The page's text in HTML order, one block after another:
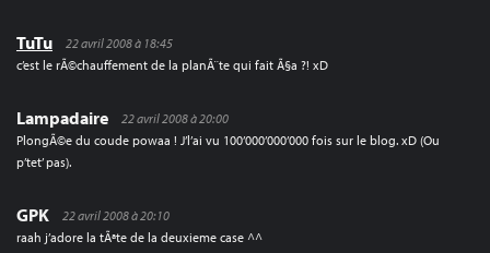
TuTu
22 avril 2008 à 18:45
c’est le rÃ©chauffement de la planÃ¨te qui fait Ã§a ?! xD
Lampadaire
22 avril 2008 à 20:00
PlongÃ©e du coude powaa ! J’l’ai vu 100’000’000’000 fois sur le blog. xD (Ou
p’tet’ pas).
GPK
22 avril 2008 à 20:10
raah j’adore la tÃªte de la deuxieme case ^^